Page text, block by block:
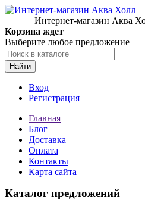
Интернет-магазин Аква
Корзина ждет
Выберите любое предложение
Найти
Вход
Регистрация
Главная
Блог
Доставка
Оплата
Контакты
Карта сайта
Каталог предложений